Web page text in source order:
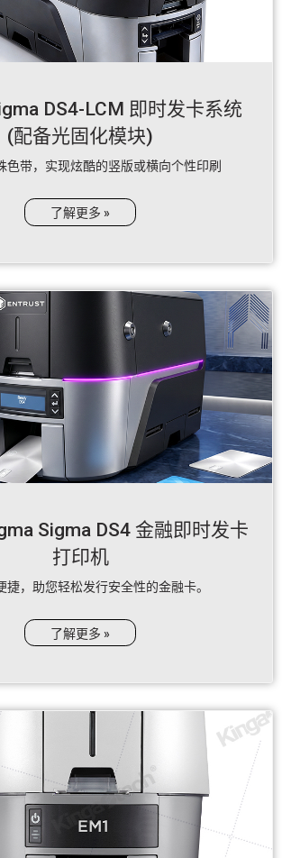
DS4-LCM 即时发卡系统
(配备光固化模块)
色带，实现炫酷的竖版或横向个性印刷
了解更多 »
Sigma DS4 金融即时发卡
打印机
捷，助您轻松发行安全性的金融卡。
了解更多 »